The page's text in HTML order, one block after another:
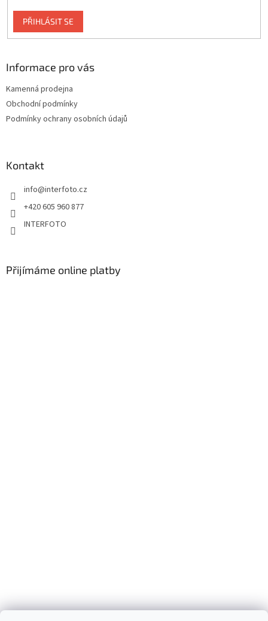
PŘIHLÁSIT SE
Informace pro vás
Kamenná prodejna
Obchodní podmínky
Podmínky ochrany osobních údajů
Kontakt
info@interfoto.cz
+420 605 960 877
INTERFOTO
Přijímáme online platby